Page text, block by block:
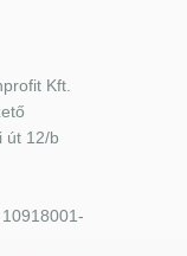
Kft.
út 12/b